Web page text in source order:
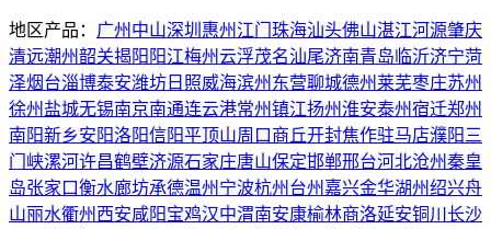
地区产品： 广州 中山深圳 惠州 江门 珠海汕头佛山湛江河源肇庆
清远潮州韶关揭阳 阳江梅州云浮茂名汕尾济南青岛 临沂济宁菏
泽烟台淄博泰安潍坊 日照威海滨州 东营聊城德州莱芜枣庄苏州
徐州 盐城无锡南京南通连云港常州镇江扬州淮安泰州宿迁郑州
南阳新乡安阳洛阳信阳平顶山周口 商丘开封焦作驻马店濮阳 三
门峡漯河许昌鹤壁济源石家庄唐山保定邯郸邢台河北沧州秦皇
岛张家口衡水廊坊承德温州 宁波杭州 台州 嘉兴金华湖州绍兴舟
山丽水衢州 西安咸阳宝鸡汉中渭南安康榆林商洛延安铜川 长沙